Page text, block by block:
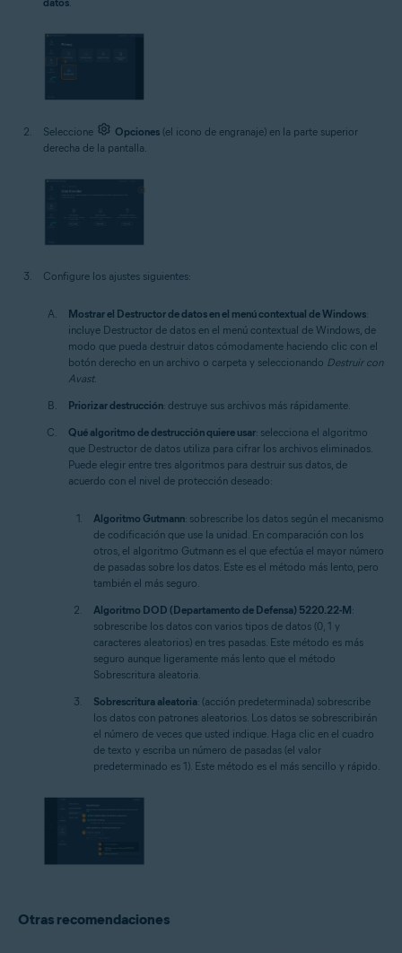
Seleccione Opciones (el icono de engranaje) en la parte superior
derecha de la pantalla.
Configure los ajustes siguientes:
Mostrar el Destructor de datos en el menú contextual de Windows:
incluye Destructor de datos en el menú contextual de Windows, de
modo que pueda destruir datos cómodamente haciendo clic con el
botón derecho en un archivo o carpeta y seleccionando Destruir con
Avast.
Priorizar destrucción: destruye sus archivos más rápidamente.
Qué algoritmo de destrucción quiere usar: selecciona el algoritmo
que Destructor de datos utiliza para cifrar los archivos eliminados.
Puede elegir entre tres algoritmos para destruir sus datos, de
acuerdo con el nivel de protección deseado:
Algoritmo Gutmann: sobrescribe los datos según el mecanismo
de codificación que use la unidad. En comparación con los
otros, el algoritmo Gutmann es el que efectúa el mayor número
de pasadas sobre los datos. Este es el método más lento, pero
también el más seguro.
Algoritmo DOD (Departamento de Defensa) 5220.22-M:
sobrescribe los datos con varios tipos de datos (0, 1 y
caracteres aleatorios) en tres pasadas. Este método es más
seguro aunque ligeramente más lento que el método
Sobrescritura aleatoria.
Sobrescritura aleatoria: (acción predeterminada) sobrescribe
los datos con patrones aleatorios. Los datos se sobrescribirán
el número de veces que usted indique. Haga clic en el cuadro
de texto y escriba un número de pasadas (el valor
predeterminado es 1). Este método es el más sencillo y rápido.
Otras recomendaciones